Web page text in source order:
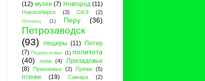
(12) музеи (7) Новгород (11)
Новосибирск (3) ОАЭ (2)
Олонец (1) Перу (36)
Петрозаводск
(93)
пещеры (11)
Питер
(7) Подмосковье (1) политота
(40)
пони (4)
Приладожье
(8) Прионежье (2) Пряжа (5)
птички (19) Самара (2)